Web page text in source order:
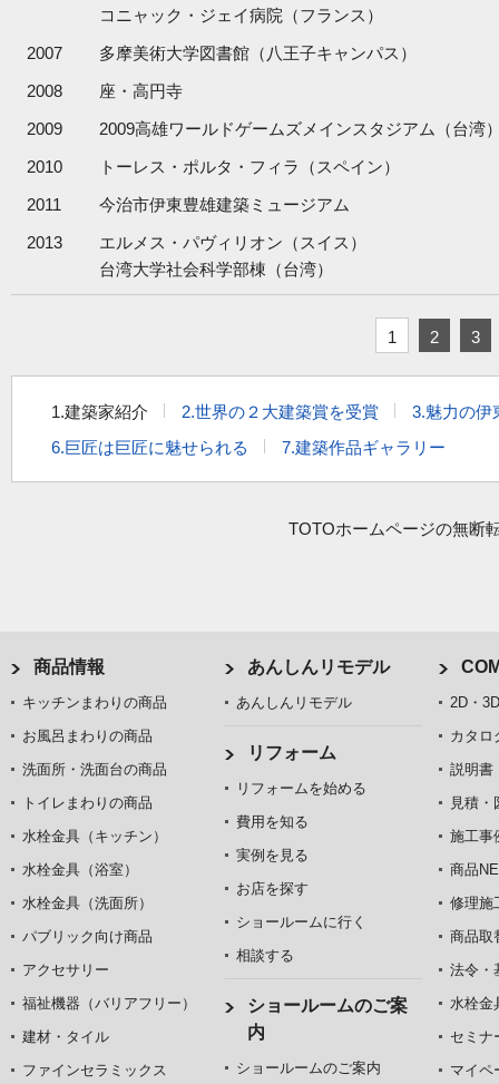
コニャック・ジェイ病院（フランス）
2007
多摩美術大学図書館（八王子キャンパス）
2008
座・高円寺
2009
2009高雄ワールドゲームズメインスタジアム（台湾
2010
トーレス・ポルタ・フィラ（スペイン）
2011
今治市伊東豊雄建築ミュージアム
2013
エルメス・パヴィリオン（スイス）
台湾大学社会科学部棟（台湾）
1 2 3
1.建築家紹介 2.世界の２大建築賞を受賞
3.魅力の伊
6.巨匠は巨匠に魅せられる
7.建築作品ギャラリー
TOTOホームページの無断
商品情報
キッチンまわりの商品
お風呂まわりの商品
洗面所・洗面台の商品
トイレまわりの商品
水栓金具（キッチン）
水栓金具（浴室）
水栓金具（洗面所）
パブリック向け商品
アクセサリー
福祉機器（バリアフリー）
建材・タイル
ファインセラミックス
あんしんリモデル
あんしんリモデル
リフォーム
リフォームを始める
費用を知る
実例を見る
お店を探す
ショールームに行く
相談する
ショールームのご案
内
ショールームのご案内
2D・
カタロ
説明書
見積・
施工事
商品
修理施
商品取
法令・
水栓金
セミナ
マイペ